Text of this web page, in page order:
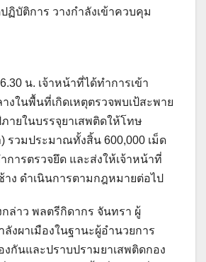
ฏิบัติการ วางกำลังเข้าควบคุม
น. เจ้าหน้าที่ได้ทำการเข้า
งในพื้นที่เกิดเหตุตรวจพบเป้สะพาย
ายในบรรจุยาเสพติดให้โทษ
) รวมประมาณทั้งสิ้น 600,000 เม็ด
การตรวจยึด และส่งให้เจ้าหน้าที่
าง ดำเนินการตามกฎหมายต่อไป
ล่าว พลตรีกิดากร จันทรา ผู้
งผาเมืองในฐานะผู้อำนวยการ
กันและปราบปรามยาเสพติดกอง